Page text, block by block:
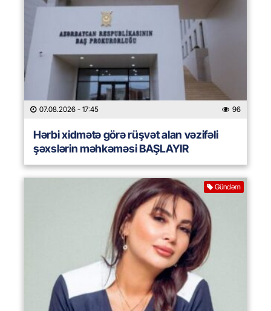
07.08.2026 - 17:45 96
Hərbi xidmətə görə rüşvət alan vəzifəli
şəxslərin məhkəməsi BAŞLAYIR
Gündəm